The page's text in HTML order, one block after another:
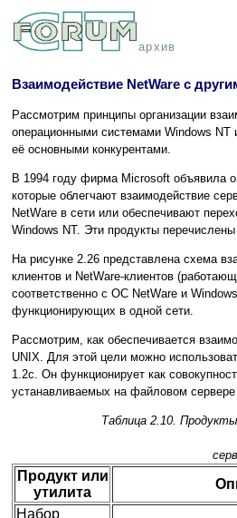
архив
Взаимодействие NetWare с
Рассмотрим принципы организации
операционными системами Windows NT
её основными конкурентами.
В 1994 году фирма Microsoft объявила
которые облегчают взаимодействие
NetWare в сети или обеспечивают
Windows NT. Эти продукты
На рисунке 2.26 представлена схема
клиентов и NetWare-клиентов
соответственно с ОС NetWare и
функционирующих в одной сети.
Рассмотрим, как обеспечивается
UNIX. Для этой цели можно
1.2с. Он функционирует как
устанавливаемых на файловом сервере
Таблица 2.10.
Продукт или
утилита
Набор